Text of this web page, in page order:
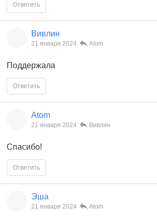
Ответить
Вивлин
21 января 2024 Atom
Поддержала
Ответить
Atom
21 января 2024 Вивлин
Спасибо!
Ответить
Эша
21 января 2024 Atom